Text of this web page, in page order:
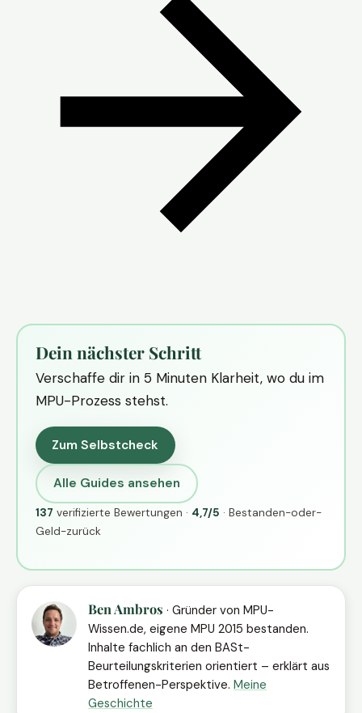
Dein nächster Schritt
Verschaffe dir in 5 Minuten Klarheit, wo du im
MPU-Prozess stehst.
Zum Selbstcheck
Alle Guides ansehen
137 verifizierte Bewertungen · 4,7/5 · Bestanden-oder-
Geld-zurück
Ben Ambros · Gründer von MPU-
Wissen.de, eigene MPU 2015 bestanden.
Inhalte fachlich an den BASt-
Beurteilungskriterien orientiert – erklärt aus
Betroffenen-Perspektive. Meine
Geschichte